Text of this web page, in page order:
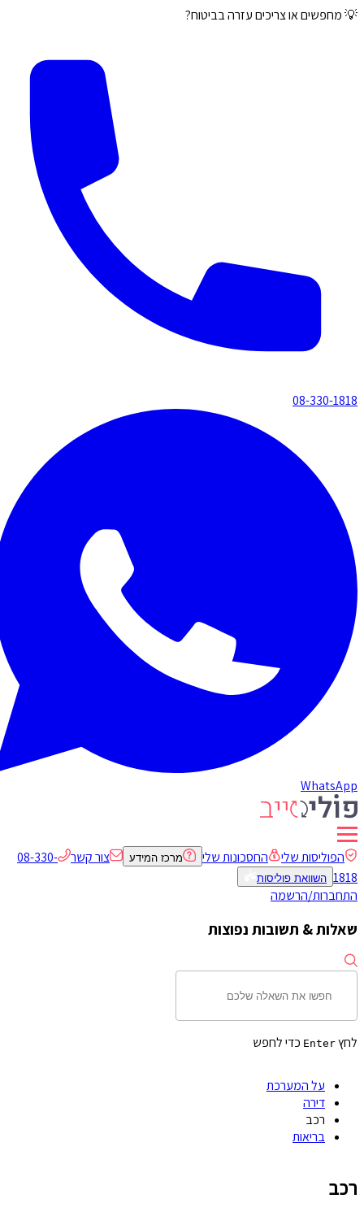
💡 מחפשים או צריכים עזרה בביטוח?
08-330-1818
WhatsApp
הפוליסות שלי החסכונות שלי מרכז המידע צור קשר
08-330-
1818
השוואת פוליסות
התחברות/הרשמה
שאלות & תשובות נפוצות
לחץEnterכדי לחפש
על המערכת
דירה
רכב
בריאות
רכב